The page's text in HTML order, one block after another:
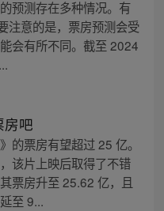
预测存在多种情况。有
注意的是，票房预测会受
会有所不同。截至 2024
房吧
的票房有望超过 25 亿。
该片上映后取得了不错
票房升至 25.62 亿，且
至 9...